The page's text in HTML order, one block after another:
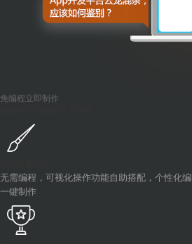
免编程立即制作
无需编程，可视化操作功能自助搭配，个性化
一键制作